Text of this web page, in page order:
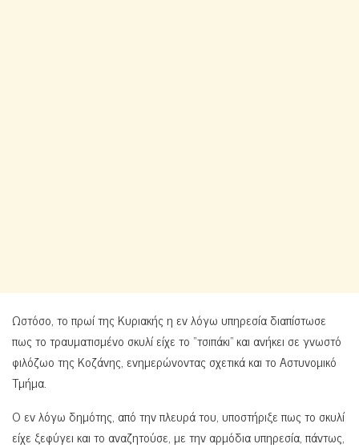
Ωστόσο, το πρωί της Κυριακής η εν λόγω υπηρεσία διαπίστωσε
πως το τραυματισμένο σκυλί είχε το “τσιπάκι” και ανήκει σε γνωστό
φιλόζωο της Κοζάνης, ενημερώνοντας σχετικά και το Αστυνομικό
Τμήμα.
Ο εν λόγω δημότης, από την πλευρά του, υποστήριξε πως το σκυλί
είχε ξεφύγει και το αναζητούσε, με την αρμόδια υπηρεσία, πάντως,